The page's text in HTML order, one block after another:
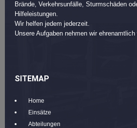
Brände, Verkehrsunfälle, Sturmschäden
Hilfeleistungen.
Wir helfen jedem jederzeit.
Unsere Aufgaben nehmen wir ehrenamtlich
SITEMAP
Home
Einsätze
Abteilungen